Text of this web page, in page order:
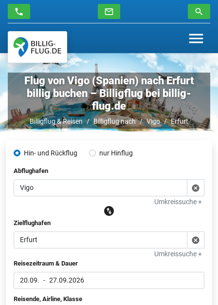
Flug von Vigo (Spanien) nach Erfurt
billig buchen – Billigflug bei billig-
flug.de
Billigflug & Reisen Billigflug nach Vigo Erfurt
Hin- und Rückflug nur Hinflug
Abflughafen
Umkreissuche +
Zielflughafen
Umkreissuche +
Reisezeitraum & Dauer
20.09. - 27.09.2026
Reisende, Airline, Klasse